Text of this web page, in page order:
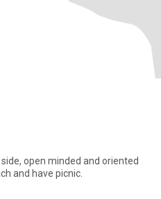
and have picnic.